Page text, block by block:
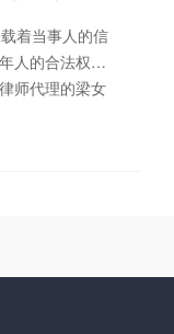
：郭书铭
着当事人的信
人的合法权
师代理的梁女
的抚养权成功
据调解书约
每月向原告支